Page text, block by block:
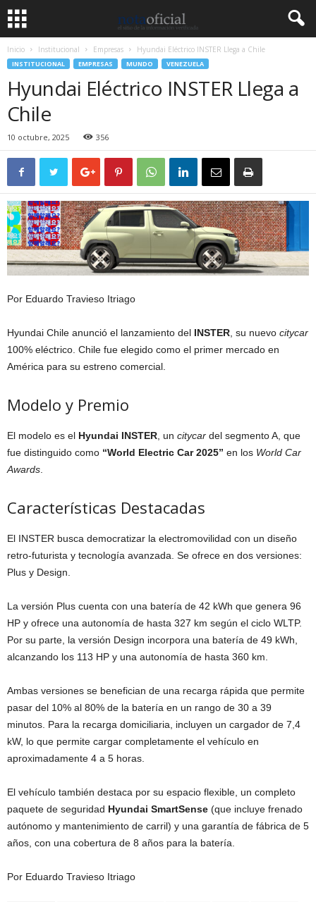
Inicio Institucional Empresas Hyundai Eléctrico INSTER Llega a Chile
INSTITUCIONAL EMPRESAS MUNDO VENEZUELA
Hyundai Eléctrico INSTER Llega a
Chile
10 octubre, 2025 356
Por Eduardo Travieso Itriago
Hyundai Chile anunció el lanzamiento del INSTER, su nuevo citycar
100% eléctrico. Chile fue elegido como el primer mercado en
América para su estreno comercial.
Modelo y Premio
El modelo es el Hyundai INSTER, un citycar del segmento A, que
fue distinguido como “World Electric Car 2025” en los World Car
Awards.
Características Destacadas
El INSTER busca democratizar la electromovilidad con un diseño
retro-futurista y tecnología avanzada. Se ofrece en dos versiones:
Plus y Design.
La versión Plus cuenta con una batería de 42 kWh que genera 96
HP y ofrece una autonomía de hasta 327 km según el ciclo WLTP.
Por su parte, la versión Design incorpora una batería de 49 kWh,
alcanzando los 113 HP y una autonomía de hasta 360 km.
Ambas versiones se benefician de una recarga rápida que permite
pasar del 10% al 80% de la batería en un rango de 30 a 39
minutos. Para la recarga domiciliaria, incluyen un cargador de 7,4
kW, lo que permite cargar completamente el vehículo en
aproximadamente 4 a 5 horas.
El vehículo también destaca por su espacio flexible, un completo
paquete de seguridad Hyundai SmartSense (que incluye frenado
autónomo y mantenimiento de carril) y una garantía de fábrica de 5
años, con una cobertura de 8 años para la batería.
Por Eduardo Travieso Itriago